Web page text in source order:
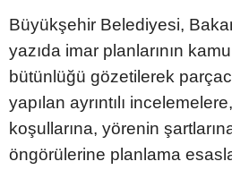
Büyükşehir Belediyesi,
yazıda imar planlarının
bütünlüğü gözetilerek
yapılan ayrıntılı
koşullarına, yörenin
öngörülerine planlama